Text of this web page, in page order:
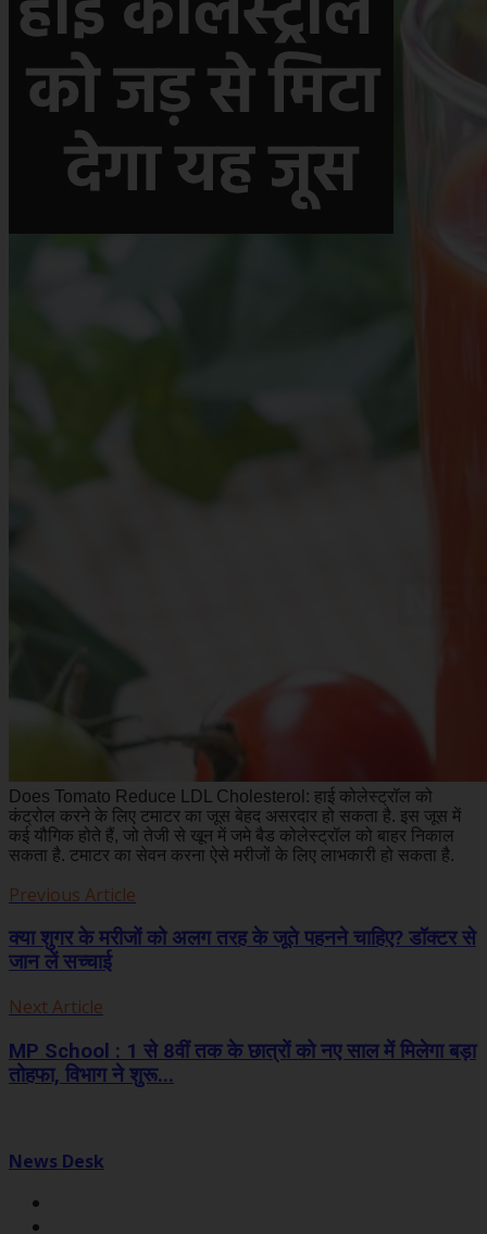
Does Tomato Reduce LDL Cholesterol: हाई कोलेस्ट्रॉल को
कंट्रोल करने के लिए टमाटर का जूस बेहद असरदार हो सकता है. इस जूस में
कई यौगिक होते हैं, जो तेजी से खून में जमे बैड कोलेस्ट्रॉल को बाहर निकाल
सकता है. टमाटर का सेवन करना ऐसे मरीजों के लिए लाभकारी हो सकता है.
Previous Article
क्या शुगर के मरीजों को अलग तरह के जूते पहनने चाहिए? डॉक्टर से
जान लें सच्चाई
Next Article
MP School : 1 से 8वीं तक के छात्रों को नए साल में मिलेगा बड़ा
तोहफा, विभाग ने शुरू...
News Desk